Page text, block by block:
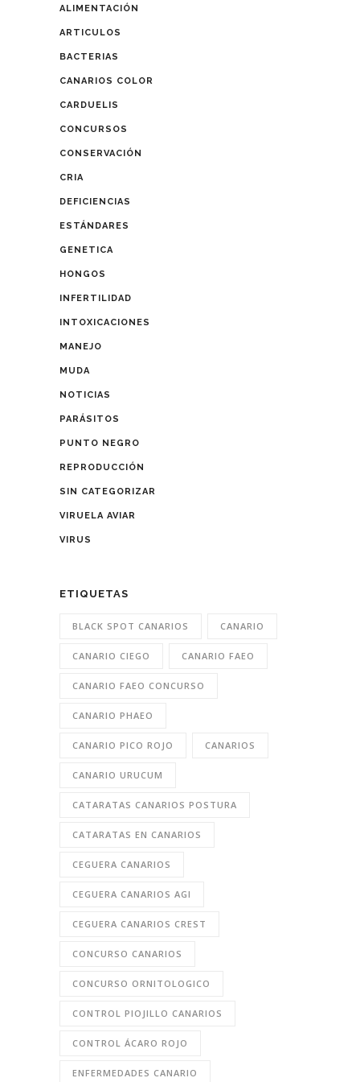
ALIMENTACIÓN
ARTICULOS
BACTERIAS
CANARIOS COLOR
CARDUELIS
CONCURSOS
CONSERVACIÓN
CRIA
DEFICIENCIAS
ESTÁNDARES
GENETICA
HONGOS
INFERTILIDAD
INTOXICACIONES
MANEJO
MUDA
NOTICIAS
PARÁSITOS
PUNTO NEGRO
REPRODUCCIÓN
SIN CATEGORIZAR
VIRUELA AVIAR
VIRUS
ETIQUETAS
BLACK SPOT CANARIOS CANARIO
CANARIO CIEGO CANARIO FAEO
CANARIO FAEO CONCURSO
CANARIO PHAEO
CANARIO PICO ROJO CANARIOS
CANARIO URUCUM
CATARATAS CANARIOS POSTURA
CATARATAS EN CANARIOS
CEGUERA CANARIOS
CEGUERA CANARIOS AGI
CEGUERA CANARIOS CREST
CONCURSO CANARIOS
CONCURSO ORNITOLOGICO
CONTROL PIOJILLO CANARIOS
CONTROL ÁCARO ROJO
ENFERMEDADES CANARIO